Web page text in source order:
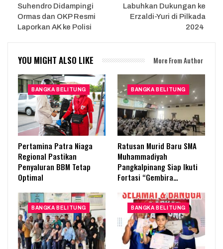
Suhendro Didampingi
Ormas dan OKP Resmi
Laporkan AK ke Polisi
Labuhkan Dukungan ke
Erzaldi-Yuri di Pilkada
2024
YOU MIGHT ALSO LIKE More From Author
BANGKA BELITUNG
Pertamina Patra Niaga
Regional Pastikan
Penyaluran BBM Tetap
Optimal
BANGKA BELITUNG
Ratusan Murid Baru SMA
Muhammadiyah
Pangkalpinang Siap Ikuti
Fortasi “Gembira…
BANGKA BELITUNG BANGKA BELITUNG